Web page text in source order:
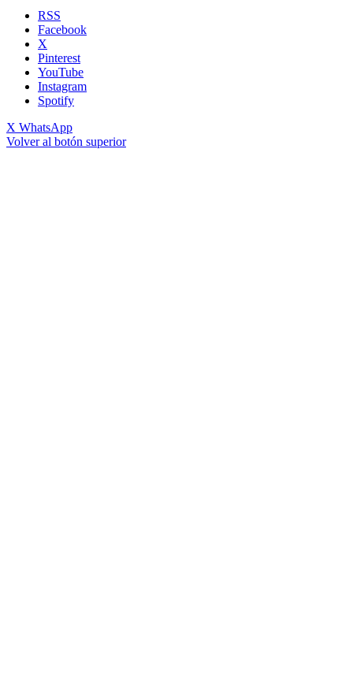
RSS
Facebook
X
Pinterest
YouTube
Instagram
Spotify
X WhatsApp
Volver al botón superior